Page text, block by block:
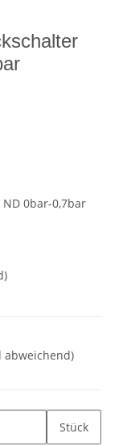
0bar-0,7bar
abweichend)
Stück